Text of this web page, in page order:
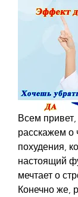
Всем
расскажем о
похудения,
настоящий
мечтает о
Конечно же,